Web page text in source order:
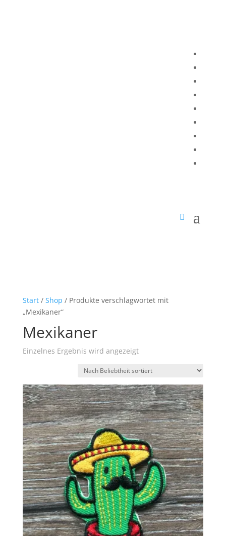
Start/ Shop / Produkte verschlagwortet mit
„Mexikaner“
Mexikaner
Einzelnes Ergebnis wird angezeigt